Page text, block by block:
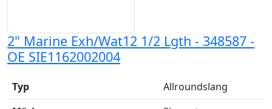
2" Marine Exh/Wat12 1/2 Lgth - 348587 -
OE SIE1162002004
Typ
Allroundslang